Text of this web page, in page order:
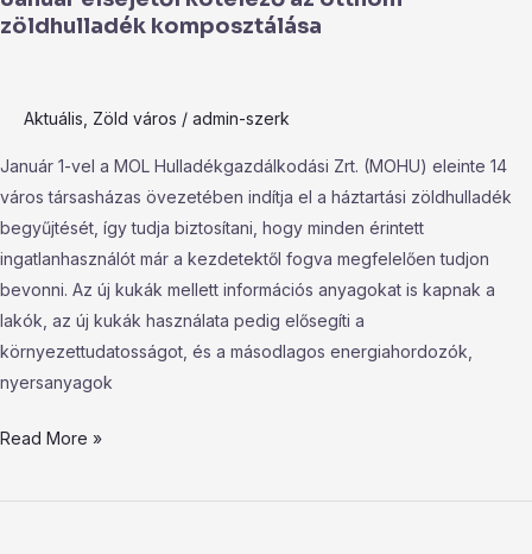
zöldhulladék komposztálása
Aktuális Zöld város / admin-szerk
Január 1-vel a MOL Hulladékgazdálkodási Zrt. (MOHU) eleinte 14
város társasházas övezetében indítja el a háztartási zöldhulladék
begyűjtését, így tudja biztosítani, hogy minden érintett
ingatlanhasználót már a kezdetektől fogva megfelelően tudjon
bevonni. Az új kukák mellett információs anyagokat is kapnak a
lakók, az új kukák használata pedig elősegíti a
környezettudatosságot, és a másodlagos energiahordozók,
nyersanyagok
kötelező
az
komposztálása
Read More »